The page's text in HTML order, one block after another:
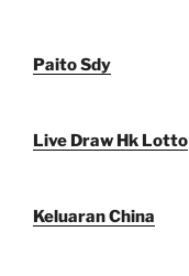
Paito Sdy
Live Draw Hk Lotto
Keluaran China